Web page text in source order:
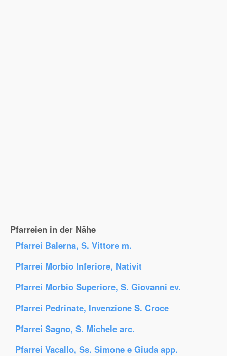
Pfarreien in der Nähe
Pfarrei Balerna, S. Vittore m.
Pfarrei Morbio Inferiore, Nativit
Pfarrei Morbio Superiore, S. Giovanni ev.
Pfarrei Pedrinate, Invenzione S. Croce
Pfarrei Sagno, S. Michele arc.
Pfarrei Vacallo, Ss. Simone e Giuda app.